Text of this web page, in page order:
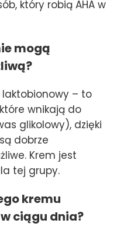
który robią AHA w
mogą
laktobionowy – to
wnikają do
glikolowy), dzięki
dobrze
Krem jest
tej grupy.
kremu
ciągu dnia?